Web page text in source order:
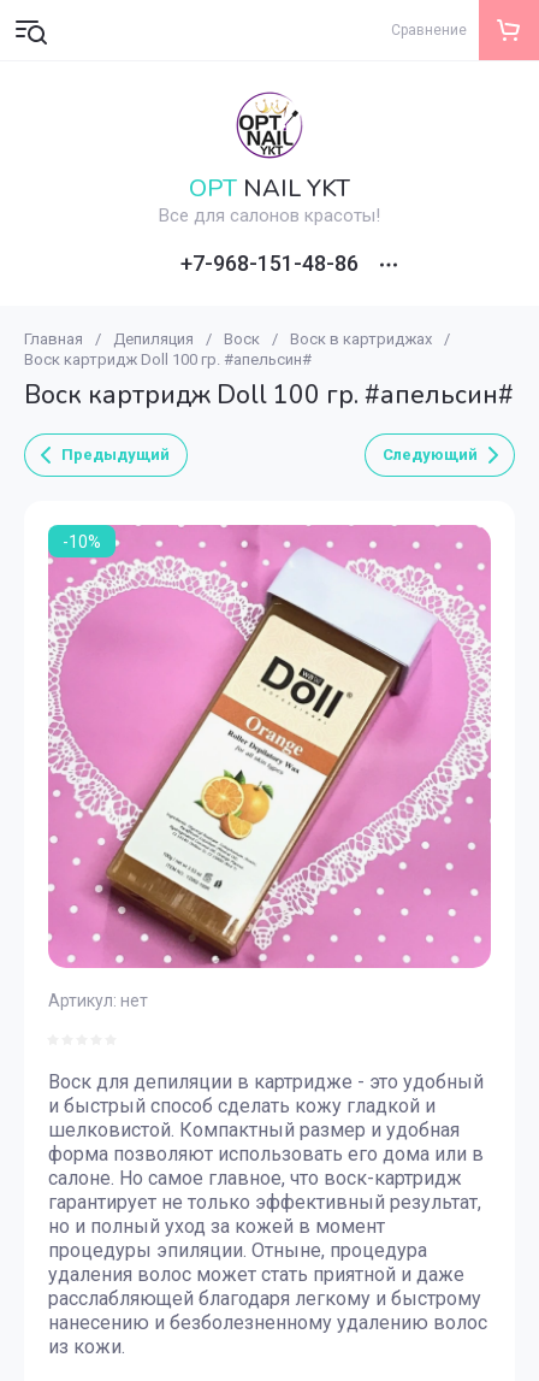
OPT NAIL YKT
Все для салонов красоты!
+7-968-151-48-86
Сравнение
Главная / Депиляция / Воск / Воск в картриджах
/
Воск картридж Doll 100 гр. #апельсин#
Воск картридж Doll 100 гр. #апельсин#
Предыдущий Следующий
-10%
Артикул: нет
Воск для депиляции в картридже - это удобный
и быстрый способ сделать кожу гладкой и
шелковистой. Компактный размер и удобная
форма позволяют использовать его дома или в
салоне. Но самое главное, что воск-картридж
гарантирует не только эффективный результат,
но и полный уход за кожей в момент
процедуры эпиляции. Отныне, процедура
удаления волос может стать приятной и даже
расслабляющей благодаря легкому и быстрому
нанесению и безболезненному удалению волос
из кожи.